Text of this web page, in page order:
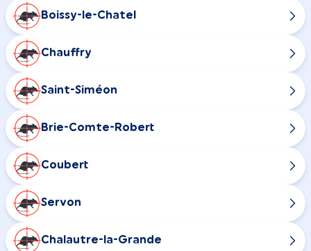
Boissy-le-Chatel
Chauffry
Saint-Siméon
Brie-Comte-Robert
Coubert
Servon
Chalautre-la-Grande